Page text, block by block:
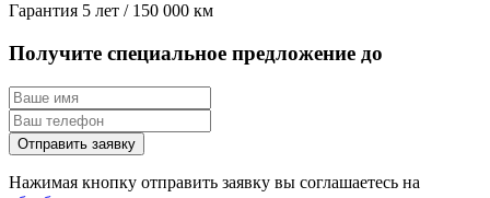
Гарантия 5 лет / 150 000 км
Получите специальное предложение до
Отправить заявку
Нажимая кнопку отправить заявку вы соглашаетесь на